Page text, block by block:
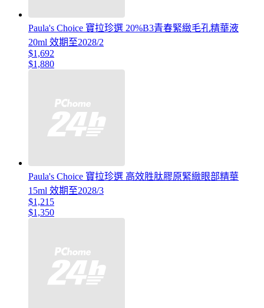
Paula's Choice 寶拉珍選 20%B3青春緊緻毛孔精華液
20ml 效期至2028/2
$1,692
$1,880
Paula's Choice 寶拉珍選 高效胜肽膠原緊緻眼部精華
15ml 效期至2028/3
$1,215
$1,350